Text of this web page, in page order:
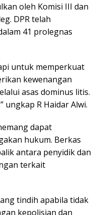
oleh Komisi III dan
DPR telah
41 prolegnas
untuk memperkuat
kewenangan
asas dominus litis.
ungkap R Haidar Alwi.
dapat
hukum. Berkas
antara penyidik dan
terkait
tindih apabila tidak
kepolisian dan